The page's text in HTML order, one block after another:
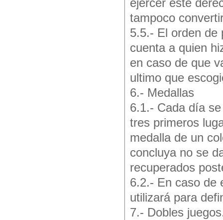
ejercer este
tampoco
5.5.- El orden de
cuenta a quien
en caso de que
ultimo que
6.- Medallas
6.1.- Cada día
tres primeros
medalla de un
concluya no se
recuperados
6.2.- En caso de
utilizará para
7.- Dobles